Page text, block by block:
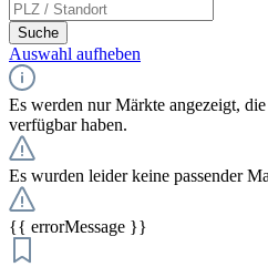
Suche
Auswahl aufheben
Es werden nur Märkte angezeigt,
verfügbar haben.
Es wurden leider keine passender
{{ errorMessage }}